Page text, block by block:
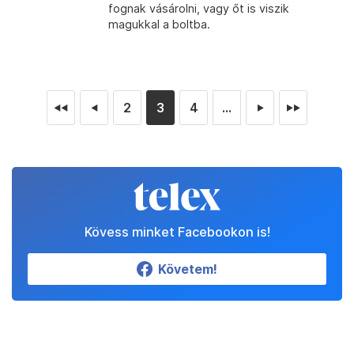
fognak vásárolni, vagy őt is viszik
magukkal a boltba.
◄◄ ◄ 2 3 4 ... ► ►►
Kövess minket Facebookon is!
Követem!